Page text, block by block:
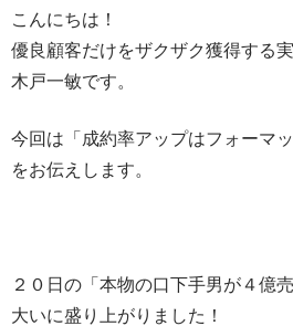
こんにちは！
優良顧客だけをザクザク獲得する
木戸一敏です。
今回は「成約率アップはフォーマ
をお伝えします。
２０日の「本物の口下手男が４億
大いに盛り上がりました！